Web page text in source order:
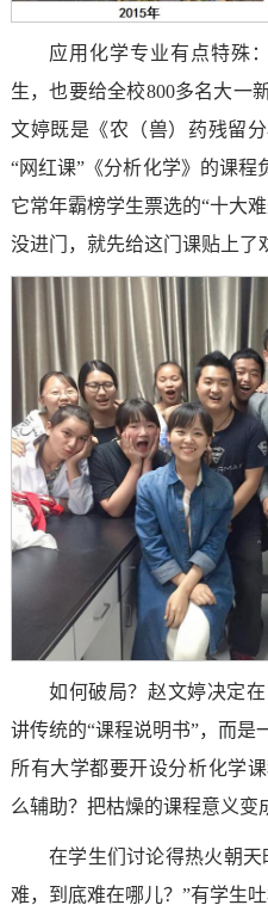
应用化学专业有点特殊
生，也要给全校800多名大一
文婷既是《农（兽）药残留
“网红课”《分析化学》的课程
它常年霸榜学生票选的“十大
没进门，就先给这门课贴上了
如何破局？赵文婷决定
讲传统的“课程说明书”，而是
所有大学都要开设分析化学
么辅助？把枯燥的课程意义变
在学生们讨论得热火朝
难，到底难在哪儿？”有学生